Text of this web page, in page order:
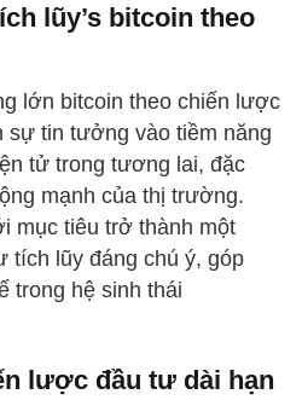
lũy’s bitcoin theo
lớn bitcoin theo chiến lược
sự tin tưởng vào tiềm năng
tử trong tương lai, đặc
mạnh của thị trường.
mục tiêu trở thành một
tích lũy đáng chú ý, góp
trong hệ sinh thái
lược đầu tư dài hạn